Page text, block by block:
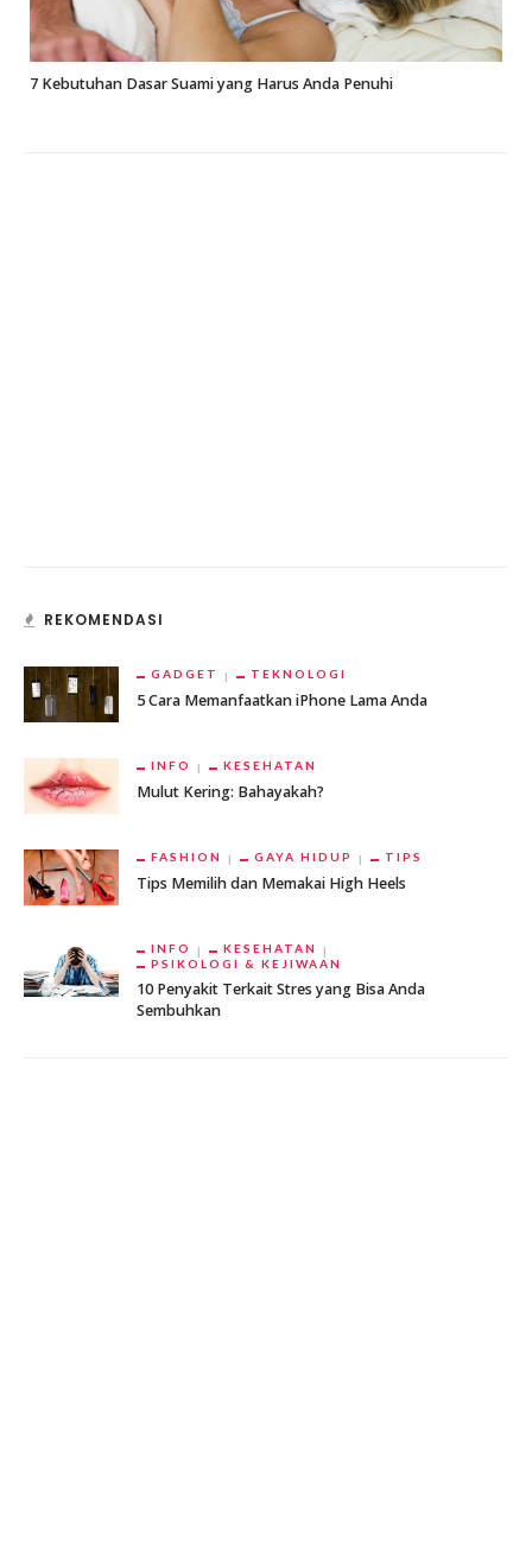
7 Kebutuhan Dasar Suami yang Harus Anda Penuhi
REKOMENDASI
GADGET TEKNOLOGI
5 Cara Memanfaatkan iPhone Lama Anda
INFO KESEHATAN
Mulut Kering: Bahayakah?
FASHION GAYA HIDUP TIPS
Tips Memilih dan Memakai High Heels
INFO
KESEHATAN
PSIKOLOGI & KEJIWAAN
10 Penyakit Terkait Stres yang Bisa Anda
Sembuhkan